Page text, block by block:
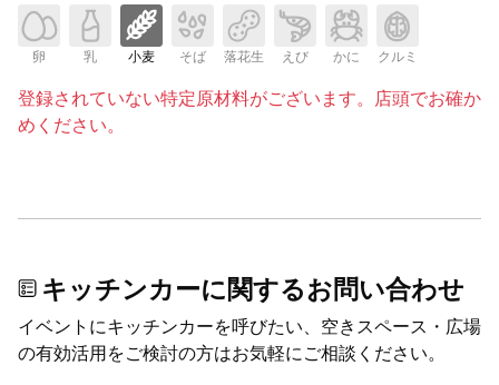
卵 乳 小麦 そば 落花生 えび かに クルミ
登録されていない特定原材料がございます。店頭でお確か
めください。
キッチンカーに関するお問い合わせ
イベントにキッチンカーを呼びたい、空きスペース・広場
の有効活用をご検討の方はお気軽にご相談ください。